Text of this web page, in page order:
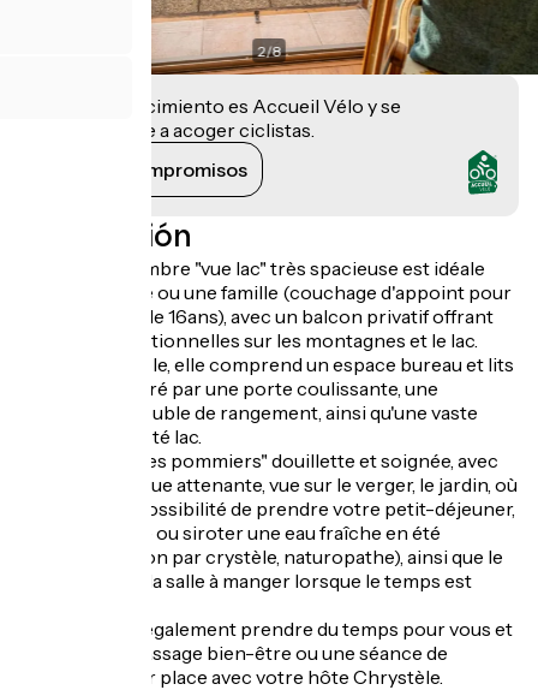
2/8
Este establecimiento es Accueil Vélo y se
compromete a acoger ciclistas.
Ver sus compromisos
Descripción
La grande chambre "vue lac" très spacieuse est idéale
pour un couple ou une famille (couchage d'appoint pour
2 enfants de - de 16ans), avec un balcon privatif offrant
des vues exceptionnelles sur les montagnes et le lac.
Très confortable, elle comprend un espace bureau et lits
d'appoint séparé par une porte coulissante, une
penderie et meuble de rangement, ainsi qu'une vaste
salle de bain côté lac.
La chambre "Les pommiers" douillette et soignée, avec
douche et vasque attenante, vue sur le verger, le jardin, où
vous aurez la possibilité de prendre votre petit-déjeuner,
thé, tisane, café ou siroter une eau fraîche en été
(préparé maison par crystèle, naturopathe), ainsi que le
grand salon et la salle à manger lorsque le temps est
Vous pourrez également prendre du temps pour vous et
réserver un massage bien-être ou une séance de
réflexologie sur place avec votre hôte Chrystèle.